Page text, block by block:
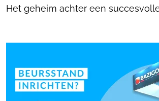
Het geheim achter een